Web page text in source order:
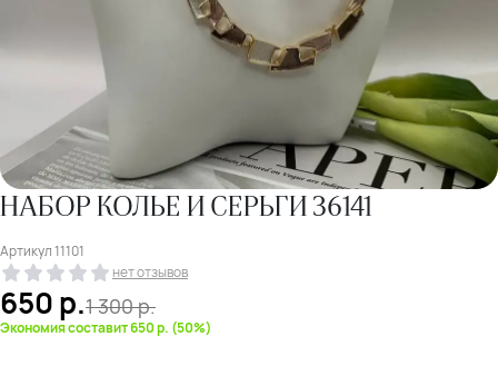
НАБОР КОЛЬЕ И СЕРЬГИ 36141
Артикул11101
нет отзывов
650р.1 300р.
Экономия составит 650 р. (50%)